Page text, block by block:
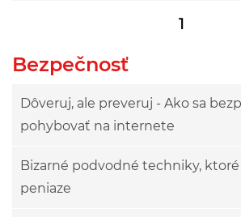
1
Bezpečnosť
Dôveruj, ale preveruj - Ako sa
pohybovať na internete
Bizarné podvodné techniky, ktoré
peniaze